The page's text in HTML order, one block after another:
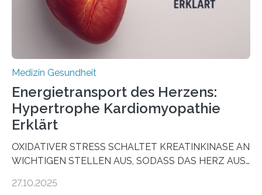
häufigsten Krebsarten und stellt…
Medizin Gesundheit
Energietransport des Herzens:
Hypertrophe Kardiomyopathie
Erklärt
OXIDATIVER STRESS SCHALTET KREATINKINASE AN
WICHTIGEN STELLEN AUS, SODASS DAS HERZ AUS
aus dem Deutschen Zentrum für Herzinsuffizienz
27.10.2025